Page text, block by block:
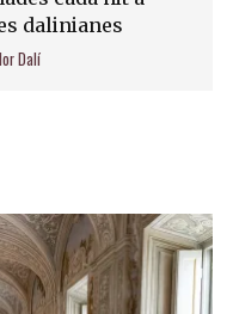
dalinianes
Dalí